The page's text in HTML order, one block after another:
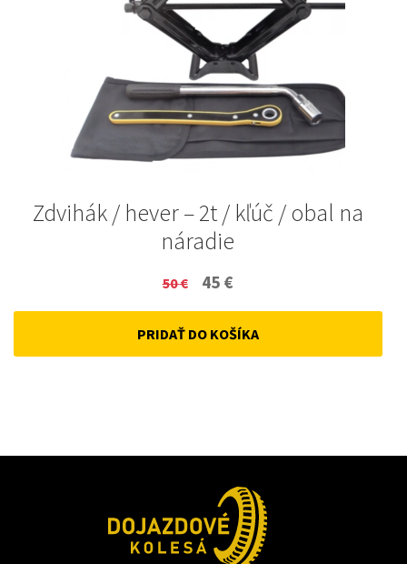
Zdvihák / hever – 2t / kľúč / obal na
náradie
50€
Original
price
was:
45 €
price
is:
PRIDAŤ DO KOŠÍKA